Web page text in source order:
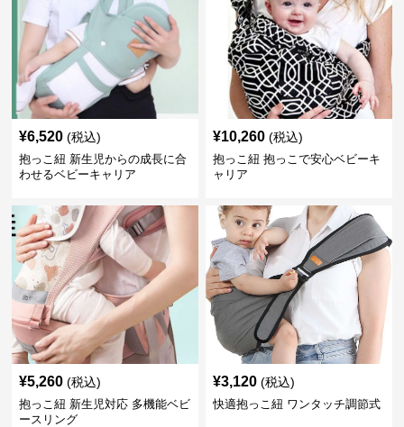
¥6,520 (税込)
抱っこ紐 新生児からの成長に合
わせるベビーキャリア
¥10,260 (税込)
抱っこ紐 抱っこで安心ベビーキ
ャリア
¥5,260 (税込)
抱っこ紐 新生児対応 多機能ベビ
ースリング
¥3,120 (税込)
快適抱っこ紐 ワンタッチ調節式